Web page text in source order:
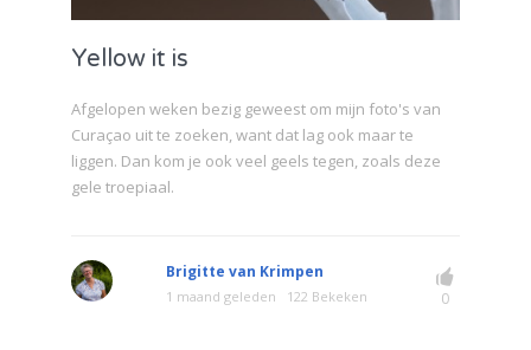
Yellow it is
Afgelopen weken bezig geweest om mijn foto's van
Curaçao uit te zoeken, want dat lag ook maar te
liggen. Dan kom je ook veel geels tegen, zoals deze
gele troepiaal.
Brigitte van Krimpen
1 maand geleden 122 Bekeken 0